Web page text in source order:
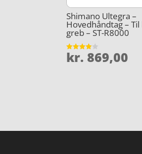
Shimano Ultegra –
Hovedhåndtag – Til
greb – ST-R8000
Vurderet
3.9
kr. 869,00